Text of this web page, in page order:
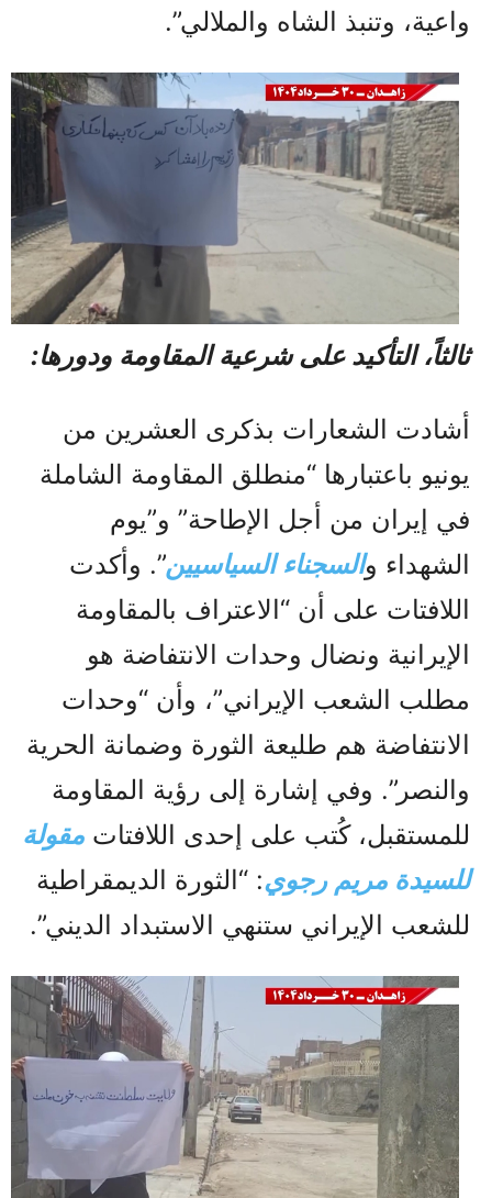
واعية، وتنبذ الشاه والملالي”.
ثالثاً، التأكيد على شرعية المقاومة ودورها:
أشادت الشعارات بذكرى العشرين من
يونيو باعتبارها “منطلق المقاومة الشاملة
في إيران من أجل الإطاحة” و”يوم
الشهداء والسجناء السياسيين”. وأكدت
اللافتات على أن “الاعتراف بالمقاومة
الإيرانية ونضال وحدات الانتفاضة هو
مطلب الشعب الإيراني”، وأن “وحدات
الانتفاضة هم طليعة الثورة وضمانة الحرية
والنصر”. وفي إشارة إلى رؤية المقاومة
للمستقبل، كُتب على إحدى اللافتات مقولة
للسيدة مريم رجوي: “الثورة الديمقراطية
للشعب الإيراني ستنهي الاستبداد الديني”.